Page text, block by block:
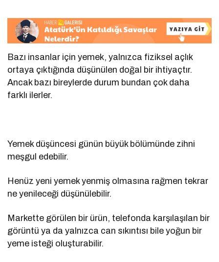
Bazı insanlar için yemek, yalnızca fiziksel açlık
ortaya çıktığında düşünülen doğal bir ihtiyaçtır.
Ancak bazı bireylerde durum bundan çok daha
farklı ilerler.
Yemek düşüncesi günün büyük bölümünde zihni
meşgul edebilir.
Henüz yeni yemek yenmiş olmasına rağmen tekrar
ne yenileceği düşünülebilir.
Markette görülen bir ürün, telefonda karşılaşılan bir
görüntü ya da yalnızca can sıkıntısı bile yoğun bir
yeme isteği oluşturabilir.